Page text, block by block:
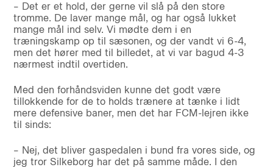
– Det er et hold, der gerne vil slå på den store
tromme. De laver mange mål, og har også lukket
mange mål ind selv. Vi mødte dem i en
træningskamp op til sæsonen, og der vandt vi 6-4,
men det hører med til billedet, at vi var bagud 4-3
nærmest indtil overtiden.
Med den forhåndsviden kunne det godt være
tillokkende for de to holds trænere at tænke i lidt
mere defensive baner, men det har FCM-lejren ikke
til sinds:
– Nej, det bliver gaspedalen i bund fra vores side, og
jeg tror Silkeborg har det på samme måde. I den